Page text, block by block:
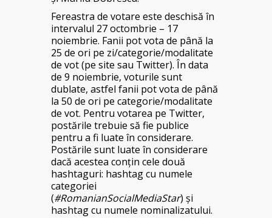
Fereastra de votare este deschisă în
intervalul 27 octombrie – 17
noiembrie. Fanii pot vota de până la
25 de ori pe zi/categorie/modalitate
de vot (pe site sau Twitter). În data
de 9 noiembrie, voturile sunt
dublate, astfel fanii pot vota de până
la 50 de ori pe categorie/modalitate
de vot. Pentru votarea pe Twitter,
postările trebuie să fie publice
pentru a fi luate în considerare.
Postările sunt luate în considerare
dacă acestea conțin cele două
hashtaguri: hashtag cu numele
categoriei
(#RomanianSocialMediaStar) și
hashtag cu numele nominalizatului.